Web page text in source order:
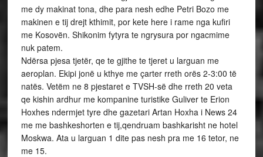
me dy makinat tona, dhe para nesh edhe Petri Bozo me
makinen e tij drejt kthimit, por kete here i rame nga kufiri
me Kosovën. Shikonim fytyra te ngrysura por ngacmime
nuk patem.
Ndërsa pjesa tjetër, qe te gjithe te tjeret u larguan me
aeroplan. Ekipi jonë u kthye me çarter rreth orës 2-3:00 të
natës. Vetëm ne 8 pjestaret e TVSH-së dhe rreth 20 veta
qe kishin ardhur me kompanine turistike Guliver te Erion
Hoxhes ndermjet tyre dhe gazetari Artan Hoxha i News 24
me me bashkeshorten e tij,qendruam bashkarisht ne hotel
Moskwa. Ata u larguan 1 dite pas nesh pra me 16 tetor, ne
me 15.